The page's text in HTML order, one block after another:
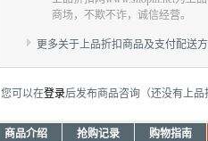
商场，不欺不诈，诚信经营。
更多关于上品折扣商品及支付配送
您可以在登录后发布商品咨询（还没有上品
商品介绍 抢购记录 购物指南